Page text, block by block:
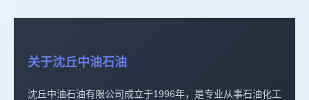
关于沈丘中油石油
沈丘中油石油有限公司成立于1996年，是专业从事石油化工